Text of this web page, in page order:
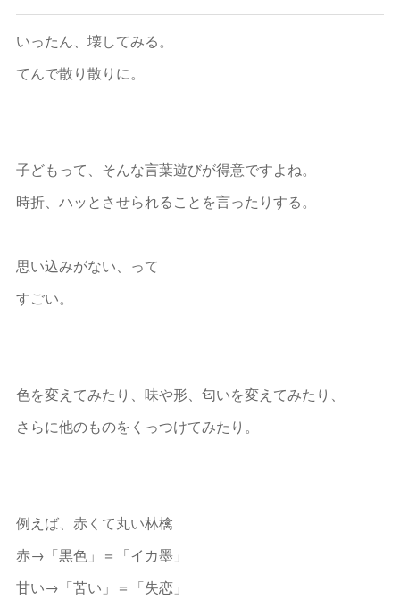
いったん、壊してみる。
てんで散り散りに。
子どもって、そんな言葉遊びが得意ですよね。
時折、ハッとさせられることを言ったりする。
思い込みがない、って
すごい。
色を変えてみたり、味や形、匂いを変えてみたり、
さらに他のものをくっつけてみたり。
例えば、赤くて丸い林檎
赤→「黒色」＝「イカ墨」
甘い→「苦い」＝「失恋」